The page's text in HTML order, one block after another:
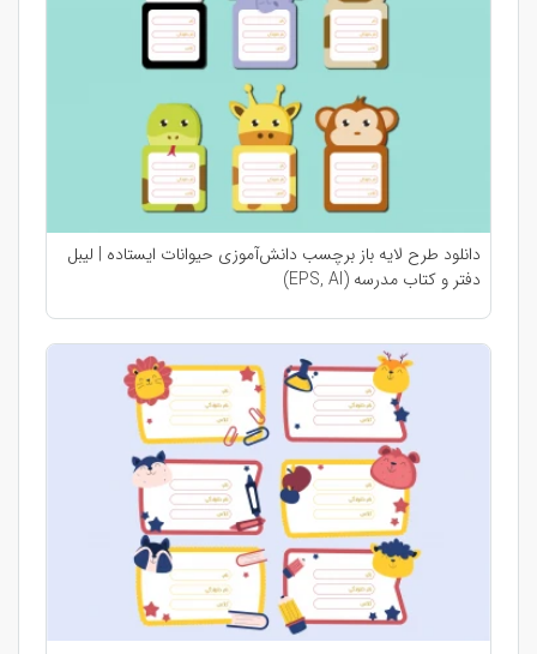
دانلود طرح لایه باز برچسب دانش‌آموزی حیوانات ایستاده | لیبل
دفتر و کتاب مدرسه (EPS, AI)